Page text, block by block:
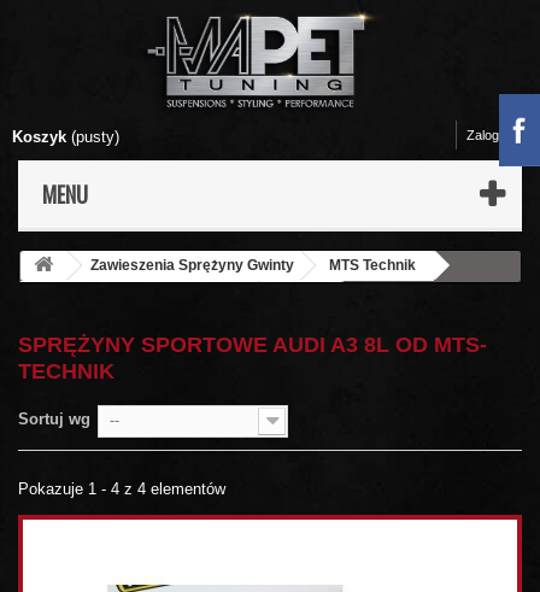
Koszyk (pusty)
MENU
Zaloguj się
Zawieszenia Sprężyny Gwinty
MTS Technik
SPRĘŻYNY SPORTOWE AUDI A3 8L OD MTS-
TECHNIK
Sortuj wg --
Pokazuje 1 - 4 z 4 elementów